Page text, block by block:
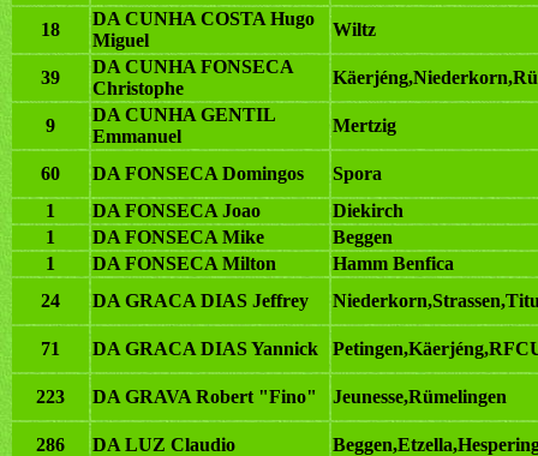
18
DA CUNHA COSTA Hugo
Miguel
Wiltz
39
DA CUNHA FONSECA
Christophe
9
DA CUNHA GENTIL
Emmanuel
Mertzig
60 DA FONSECA Domingos
Spora
1
DA FONSECA Joao
Diekirch
1
DA FONSECA Mike
Beggen
1
DA FONSECA Milton
Hamm Benfica
24
DA GRACA DIAS Jeffrey
71 DA GRACA DIAS Yannick
223 DA GRAVA Robert "Fino" Jeunesse,Rümelingen
286 DA LUZ Claudio